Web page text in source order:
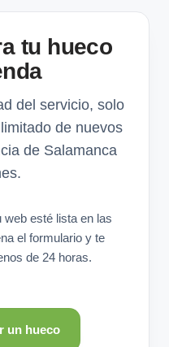
tu hueco
del servicio, solo
de nuevos
de Salamanca
web esté lista en las
el formulario y te
de 24 horas.
un hueco